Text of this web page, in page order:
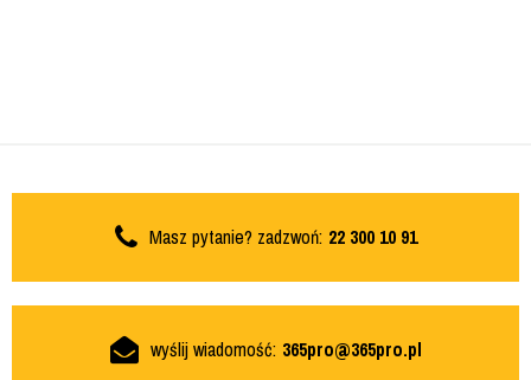
Masz pytanie? zadzwoń: 22 300 10 91
wyślij wiadomość: 365pro@365pro.pl